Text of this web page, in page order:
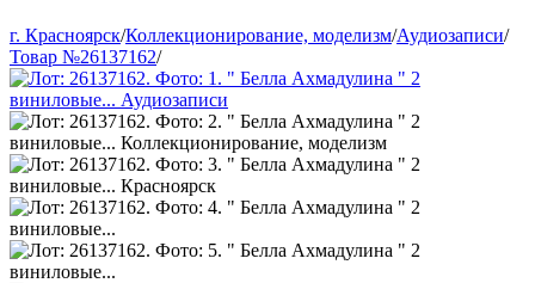
г. Красноярск/Коллекционирование, моделизм/Аудиозаписи/
Товар №26137162/